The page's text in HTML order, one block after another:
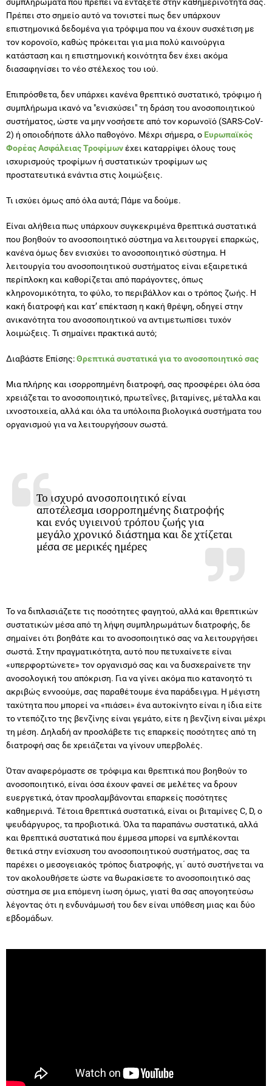
Πρέπει στο σημείο αυτό να τονιστεί πως δεν υπάρχουν
επιστημονικά δεδομένα για τρόφιμα που να έχουν συσχέτιση με
τον κορονοϊο, καθώς πρόκειται για μια πολύ καινούργια
κατάσταση και η επιστημονική κοινότητα δεν έχει ακόμα
διασαφηνίσει το νέο στέλεχος του ιού.
Επιπρόσθετα, δεν υπάρχει κανένα θρεπτικό συστατικό, τρόφιμο ή
συμπλήρωμα ικανό να "ενισχύσει" τη δράση του ανοσοποιητικού
συστήματος, ώστε να μην νοσήσετε από τον κορωνοϊό (SARS-CoV-
2) ή οποιοδήποτε άλλο παθογόνο. Μέχρι σήμερα, ο Ευρωπαϊκός
Φορέας Ασφάλειας Τροφίμωνέχει καταρρίψει όλους τους
ισχυρισμούς τροφίμων ή συστατικών τροφίμων ως
προστατευτικά ενάντια στις λοιμώξεις.
Τι ισχύει όμως από όλα αυτά; Πάμε να δούμε.
Είναι αλήθεια πως υπάρχουν συγκεκριμένα θρεπτικά συστατικά
που βοηθούν το ανοσοποιητικό σύστημα να λειτουργεί επαρκώς,
κανένα όμως δεν ενισχύει το ανοσοποιητικό σύστημα. Η
λειτουργία του ανοσοποιητικού συστήματος είναι εξαιρετικά
περίπλοκη και καθορίζεται από παράγοντες, όπως
κληρονομικότητα, το φύλο, το περιβάλλον και ο τρόπος ζωής. Η
κακή διατροφή και κατ’ επέκταση η κακή θρέψη, οδηγεί στην
ανικανότητα του ανοσοποιητικού να αντιμετωπίσει τυχόν
λοιμώξεις. Τι σημαίνει πρακτικά αυτό;
Διαβάστε Επίσης:Θρεπτικά συστατικά για το ανοσοποιητικό σας
Μια πλήρης και ισορροπημένη διατροφή, σας προσφέρει όλα όσα
χρειάζεται το ανοσοποιητικό, πρωτεΐνες, βιταμίνες, μέταλλα και
ιχνοστοιχεία, αλλά και όλα τα υπόλοιπα βιολογικά συστήματα του
οργανισμού για να λειτουργήσουν σωστά.
Το ισχυρό ανοσοποιητικό είναι
αποτέλεσμα ισορροπημένης διατροφής
και ενός υγιεινού τρόπου ζωής για
μεγάλο χρονικό διάστημα και δε χτίζεται
μέσα σε μερικές ημέρες
Το να διπλασιάζετε τις ποσότητες φαγητού, αλλά και θρεπτικών
συστατικών μέσα από τη λήψη συμπληρωμάτων διατροφής, δε
σημαίνει ότι βοηθάτε και το ανοσοποιητικό σας να λειτουργήσει
σωστά. Στην πραγματικότητα, αυτό που πετυχαίνετε είναι
«υπερφορτώνετε» τον οργανισμό σας και να δυσχεραίνετε την
ανοσολογική του απόκριση. Για να γίνει ακόμα πιο κατανοητό τι
ακριβώς εννοούμε, σας παραθέτουμε ένα παράδειγμα. Η μέγιστη
ταχύτητα που μπορεί να «πιάσει» ένα αυτοκίνητο είναι η ίδια είτε
το ντεπόζιτο της βενζίνης είναι γεμάτο, είτε η βενζίνη είναι μέχρι
τη μέση. Δηλαδή αν προσλάβετε τις επαρκείς ποσότητες από τη
διατροφή σας δε χρειάζεται να γίνουν υπερβολές.
Όταν αναφερόμαστε σε τρόφιμα και θρεπτικά που βοηθούν το
ανοσοποιητικό, είναι όσα έχουν φανεί σε μελέτες να δρουν
ευεργετικά, όταν προσλαμβάνονται επαρκείς ποσότητες
καθημερινά. Τέτοια θρεπτικά συστατικά, είναι οι βιταμίνες C, D, ο
ψευδάργυρος, τα προβιοτικά. Όλα τα παραπάνω συστατικά, αλλά
και θρεπτικά συστατικά που έμμεσα μπορεί να εμπλέκονται
θετικά στην ενίσχυση του ανοσοποιητικού συστήματος, σας τα
παρέχει ο μεσογειακός τρόπος διατροφής, γι΄ αυτό συστήνεται να
τον ακολουθήσετε ώστε να θωρακίσετε το ανοσοποιητικό σας
σύστημα σε μια επόμενη ίωση όμως, γιατί θα σας απογοητεύσω
λέγοντας ότι η ενδυνάμωσή του δεν είναι υπόθεση μιας και δύο
εβδομάδων.